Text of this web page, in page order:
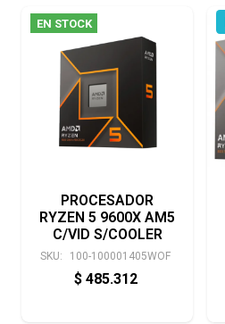
EN STOCK
PROCESADOR
RYZEN 5 9600X AM5
C/VID S/COOLER
SKU: 100-100001405WOF
$ 485.312